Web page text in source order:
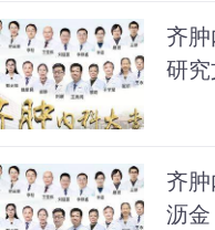
齐
研
齐
沥金